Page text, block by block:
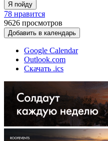
Я пойду
78 нравится
9626 просмотров
Добавить в календарь
Google Calendar
Outlook.com
Скачать .ics